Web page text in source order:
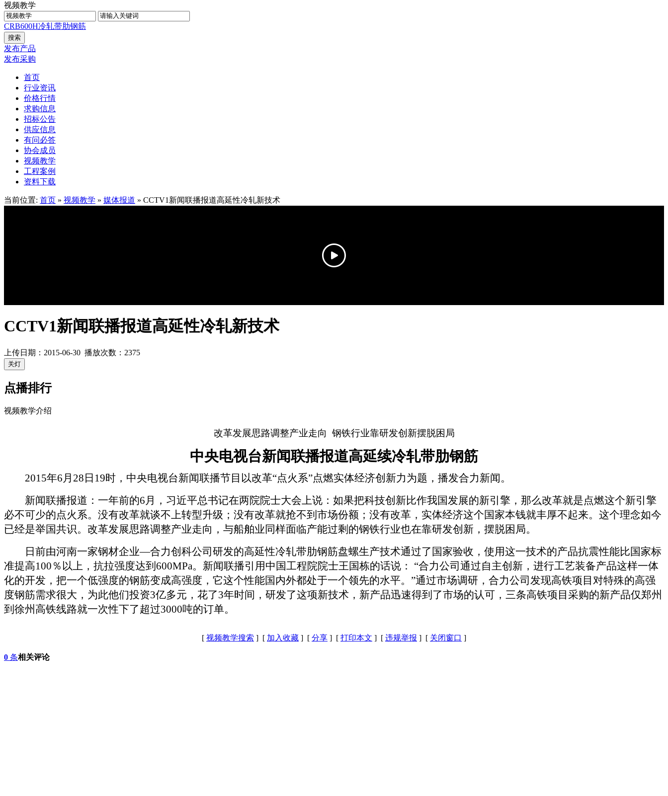
视频教学
CRB600H冷轧带肋钢筋
发布产品
发布采购
首页
行业资讯
价格行情
求购信息
招标公告
供应信息
有问必答
协会成员
视频教学
工程案例
资料下载
当前位置: 首页 » 视频教学 » 媒体报道 » CCTV1新闻联播报道高延性冷轧新技术
CCTV1新闻联播报道高延性冷轧新技术
上传日期：2015-06-30 播放次数： 2375
点播排行
视频教学介绍
改革发展思路调整产业走向 钢铁行业靠研发创新摆脱困局
中央电视台新闻联播报道高延续冷轧带肋钢筋
2015年6月 28 日 19时，中央电视台新闻联播节目以改革“点火系”点燃实体经济创新力为题，播发合力新闻。
新闻联播报道：一年前的6月，习近平总书记在两院院士大会上说：如果把科技创新比作我国发展的新引擎，那么改革就是点燃这个新引擎
必不可少的点火系。没有改革就谈不上转型升级；没有改革就抢不到市场份额；没有改革，实体经济这个国家本钱就丰厚不起来。这个理念如今
已经是举国共识。改革发展思路调整产业走向，与船舶业同样面临产能过剩的钢铁行业也在靠研发创新，摆脱困局。
日前由河南一家钢材企业—合力创科公司研发的高延性冷轧带肋钢筋盘螺生产技术通过了国家验收，使用这一技术的产品抗震性能比国家标
准提高100 ％以上，抗拉强度达到 600MPa。新闻联播引用中国工程院院士王国栋的话说：
“合力公司通过自主创新，进行工艺装备产品这样一体
化的开发，把一个低强度的钢筋变成高强度，它这个性能国内外都处于一个领先的水平。”通过市场调研，合力公司发现高铁项目对特殊的高强
度钢筋需求很大，为此他们投资3亿多元，花了3年时间，研发了这项新技术，新产品迅速得到了市场的认可，三条高铁项目采购的新产品仅郑州
到徐州高铁线路就一次性下了超过3000吨的订单。
[ 视频教学搜索 ] [ 加入收藏 ] [ 分享 ] [ 打印本文 ] [ 违规举报 ] [ 关闭窗口 ]
0 条相关评论